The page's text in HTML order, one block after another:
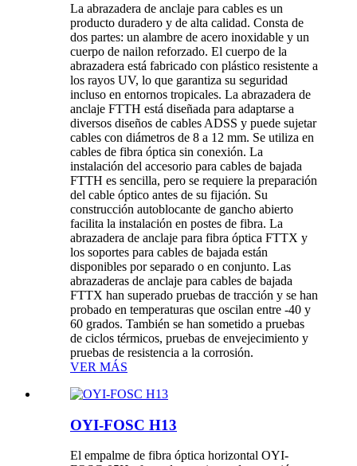
La abrazadera de anclaje para cables es un
producto duradero y de alta calidad. Consta de
dos partes: un alambre de acero inoxidable y un
cuerpo de nailon reforzado. El cuerpo de la
abrazadera está fabricado con plástico resistente a
los rayos UV, lo que garantiza su seguridad
incluso en entornos tropicales. La abrazadera de
anclaje FTTH está diseñada para adaptarse a
diversos diseños de cables ADSS y puede sujetar
cables con diámetros de 8 a 12 mm. Se utiliza en
cables de fibra óptica sin conexión. La
instalación del accesorio para cables de bajada
FTTH es sencilla, pero se requiere la preparación
del cable óptico antes de su fijación. Su
construcción autoblocante de gancho abierto
facilita la instalación en postes de fibra. La
abrazadera de anclaje para fibra óptica FTTX y
los soportes para cables de bajada están
disponibles por separado o en conjunto. Las
abrazaderas de anclaje para cables de bajada
FTTX han superado pruebas de tracción y se han
probado en temperaturas que oscilan entre -40 y
60 grados. También se han sometido a pruebas
de ciclos térmicos, pruebas de envejecimiento y
pruebas de resistencia a la corrosión.
VER MÁS
OYI-FOSC H13
El empalme de fibra óptica horizontal OYI-